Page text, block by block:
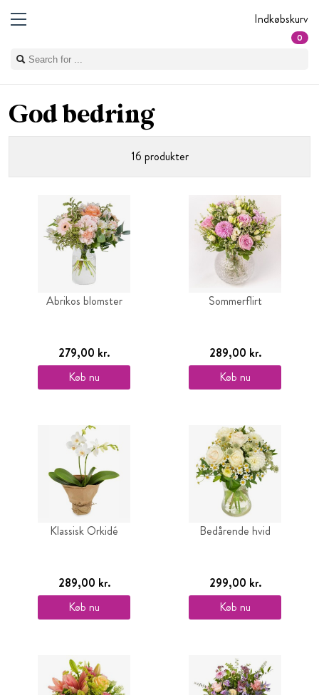
Indkøbskurv
0
God bedring
16 produkter
Abrikos blomster
279,00 kr.
Køb nu
Sommerflirt
289,00 kr.
Køb nu
Klassisk Orkidé
289,00 kr.
Køb nu
Bedårende hvid
299,00 kr.
Køb nu